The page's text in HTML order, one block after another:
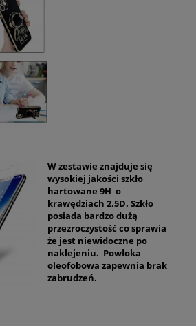
W zestawie znajduje się
wysokiej jakości szkło
hartowane 9H o
krawędziach 2,5D. Szkło
posiada bardzo dużą
przezroczystość co sprawia
że jest niewidoczne po
naklejeniu. Powłoka
oleofobowa zapewnia brak
zabrudzeń.